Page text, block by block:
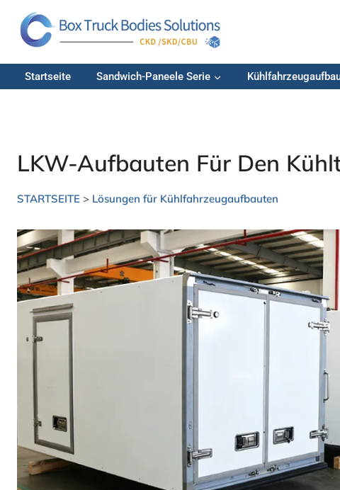
Inhalt
springen
Startseite Sandwich-Paneele Serie
LKW-Aufbauten Für Den
STARTSEITE > Lösungen für Kühlfahrzeugaufbauten